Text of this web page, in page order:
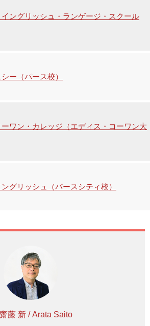
ングリッシュ・ランゲージ・スクール
ー（パース校）
ワン・カレッジ（エディス・コーワン大
グリッシュ（パースシティ校）
齋藤 新 / Arata Saito